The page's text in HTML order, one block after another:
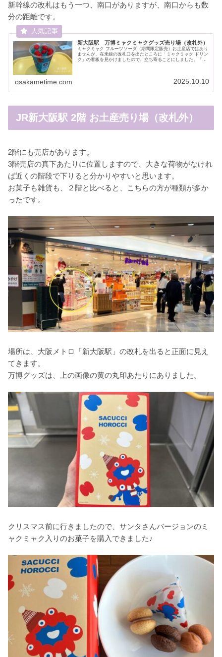
新幹線の改札はもう一つ、南口がありますが、南口からも数
分の距離です。
新大阪駅 万博ミャクミャクグッズ売り場（改札外）
ミャクミャク フルーツソーダ（期間限定販売）お土産店ではあり
ませんが、在来線の改札口を出たところに「ミャクミャク ドリン
ク」の看板を見かけましたので、立ち寄ることにしました。「エ
osakametime.com 2025.10.10
JR新大阪駅 2階 お土産売り場（改札外）
2階にも売店があります。
3階売店の真下あたりに位置しますので、大きな荷物がなけれ
ば近くの階段で下りると分かりやすいと思います。
お菓子も雑貨も、２階と比べると、こちらの方が種類が多か
ったです。
場所は、大阪メトロ「新大阪駅」の改札を出ると正面に見え
てきます。
万博グッズは、上の画像の黄の丸印あたりにありました。
クリスマス前に行きましたので、サンタさんバージョンのミ
ャクミャク入りのお菓子を購入できました♪